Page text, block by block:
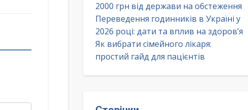
2000 грн від держави на обстеження
Переведення годинників в Україні у
2026 році: дати та вплив на здоров’я
Як вибрати сімейного лікаря:
простий гайд для пацієнтів